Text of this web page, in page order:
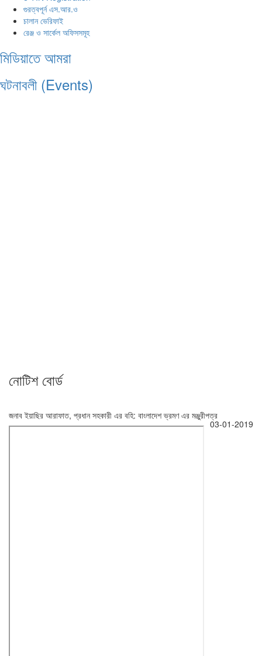
গুরত্বপূর্ন এস.আর.ও
চালান ভেরিফাই
রেঞ্জ ও সার্কেল অফিসসমূহ
মিডিয়াতে আমরা
ঘটনাবলী (Events)
নোটিশ বোর্ড
জনাব ইয়াছির আরাফাত, প্রধান সহকারী এর বহি: বাংলাদেশ ভ্রমণ এর মঞ্জুরীপত্র
03-01-2019